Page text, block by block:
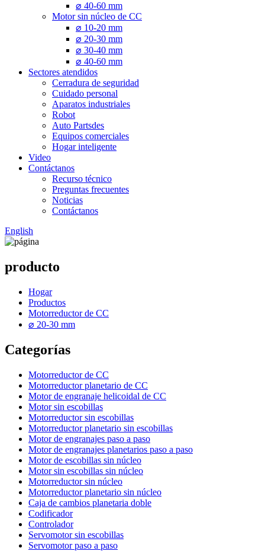
⌀ 40-60 mm
Motor sin núcleo de CC
⌀ 10-20 mm
⌀ 20-30 mm
⌀ 30-40 mm
⌀ 40-60 mm
Sectores atendidos
Cerradura de seguridad
Cuidado personal
Aparatos industriales
Robot
Auto Partsdes
Equipos comerciales
Hogar inteligente
Video
Contáctanos
Recurso técnico
Preguntas frecuentes
Noticias
Contáctanos
English
producto
Hogar
Productos
Motorreductor de CC
⌀ 20-30 mm
Categorías
Motorreductor de CC
Motorreductor planetario de CC
Motor de engranaje helicoidal de CC
Motor sin escobillas
Motorreductor sin escobillas
Motorreductor planetario sin escobillas
Motor de engranajes paso a paso
Motor de engranajes planetarios paso a paso
Motor de escobillas sin núcleo
Motor sin escobillas sin núcleo
Motorreductor sin núcleo
Motorreductor planetario sin núcleo
Caja de cambios planetaria doble
Codificador
Controlador
Servomotor sin escobillas
Servomotor paso a paso